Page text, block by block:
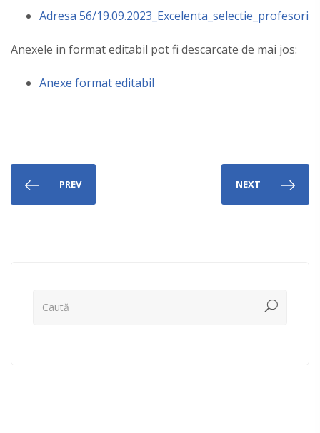
Adresa 56/19.09.2023_Excelenta_selectie_profesori
Anexele in format editabil pot fi descarcate de mai jos:
Anexe format editabil
PREV NEXT